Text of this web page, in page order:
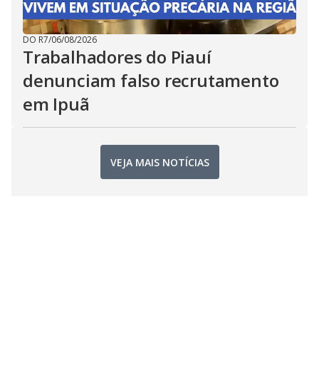
DO R7/06/08/2026
Trabalhadores do Piauí
denunciam falso recrutamento
em Ipuã
VEJA MAIS NOTÍCIAS